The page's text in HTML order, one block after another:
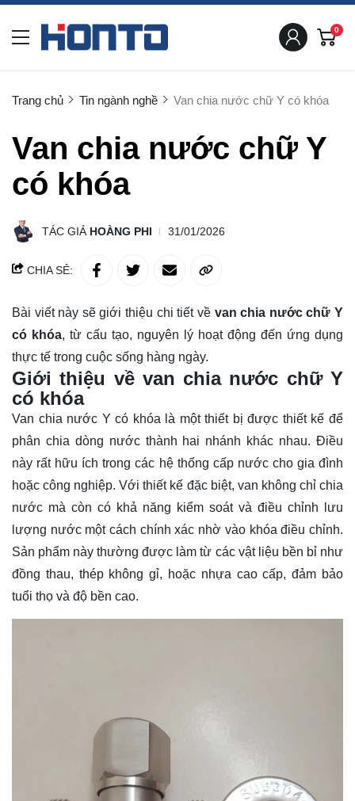
0
Trang chủ Tin ngành nghề Van chia nước chữ Y có khóa
Van chia nước chữ Y
có khóa
TÁC GIẢ HOÀNG PHI 31/01/2026
CHIA SẺ:
Bài viết này sẽ giới thiệu chi tiết về van chia nước chữ Y
có khóa, từ cấu tạo, nguyên lý hoạt động đến ứng dụng
thực tế trong cuộc sống hàng ngày.
Giới thiệu về van chia nước chữ Y
có khóa
Van chia nước Y có khóa là một thiết bị được thiết kế để
phân chia dòng nước thành hai nhánh khác nhau. Điều
này rất hữu ích trong các hệ thống cấp nước cho gia đình
hoặc công nghiệp. Với thiết kế đặc biệt, van không chỉ chia
nước mà còn có khả năng kiểm soát và điều chỉnh lưu
lượng nước một cách chính xác nhờ vào khóa điều chỉnh.
Sản phẩm này thường được làm từ các vật liệu bền bỉ như
đồng thau, thép không gỉ, hoặc nhựa cao cấp, đảm bảo
tuổi thọ và độ bền cao.